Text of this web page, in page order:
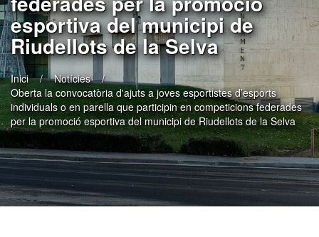
esportiva del municipi de
Riudellots de la Selva
Inici
Notícies
Oberta la convocatòria d'ajuts a joves esportistes d’esports
individuals o en parella que participin en competicions federades
per la promoció esportiva del municipi de Riudellots de la Selva